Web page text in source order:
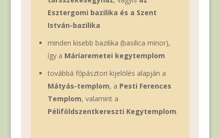
Esztergomi bazilika és a Szent
István-bazilika
minden kisebb bazilika (basilica minor),
így a Máriaremetei kegytemplom
továbbá főpásztori kijelölés alapján a
Mátyás-templom, a Pesti Ferences
Templom, valamint a
Péliföldszentkereszti Kegytemplom.